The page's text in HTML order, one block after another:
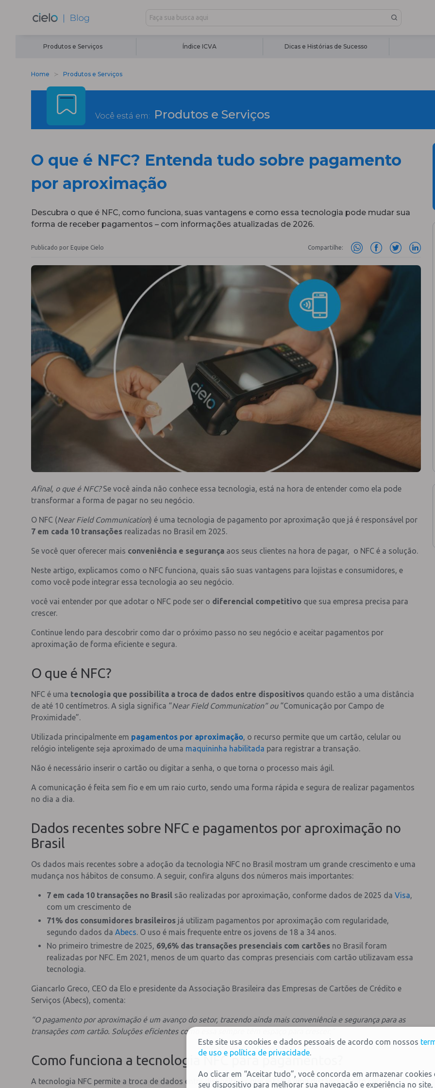
Produtos e Serviços Índice ICVA Dicas e Histórias de Sucesso
Home Produtos e Serviços
Você está em: Produtos e Serviços
O que é NFC? Entenda tudo sobre pagamento
por aproximação
Descubra o que é NFC, como funciona, suas vantagens e como essa tecnologia pode mudar sua
forma de receber pagamentos – com informações atualizadas de 2026.
Publicado por Equipe Cielo Compartilhe:
Afinal, o que é NFC?Se você ainda não conhece essa tecnologia, está na hora de entender como ela pode
transformar a forma de pagar no seu negócio.
O NFC (Near Field Communication) é uma tecnologia de pagamento por aproximação que já é responsável por
7 em cada 10 transações realizadas no Brasil em 2025.
Se você quer oferecer mais conveniência e segurança aos seus clientes na hora de pagar, o NFC é a solução.
Neste artigo, explicamos como o NFC funciona, quais são suas vantagens para lojistas e consumidores, e
como você pode integrar essa tecnologia ao seu negócio.
você vai entender por que adotar o NFC pode ser o diferencial competitivo que sua empresa precisa para
crescer.
Continue lendo para descobrir como dar o próximo passo no seu negócio e aceitar pagamentos por
aproximação de forma eficiente e segura.
O que é NFC?
NFC é uma tecnologia que possibilita a troca de dados entre dispositivos quando estão a uma distância
de até 10 centímetros. A sigla significa “Near Field Communication”ou“Comunicação por Campo de
Proximidade”.
Utilizada principalmente em pagamentos por aproximação , o recurso permite que um cartão, celular ou
relógio inteligente seja aproximado de uma maquininha habilitada para registrar a transação.
Não é necessário inserir o cartão ou digitar a senha, o que torna o processo mais ágil.
A comunicação é feita sem fio e em um raio curto, sendo uma forma rápida e segura de realizar pagamentos
no dia a dia.
Dados recentes sobre NFC e pagamentos por aproximação no
Brasil
Os dados mais recentes sobre a adoção da tecnologia NFC no Brasil mostram um grande crescimento e uma
mudança nos hábitos de consumo. A seguir, confira alguns dos números mais importantes:
7 em cada 10 transações no Brasil são realizadas por aproximação, conforme dados de 2025 da Visa
com um crescimento de
71% dos consumidores brasileiros já utilizam pagamentos por aproximação com regularidade,
segundo dados da Abecs . O uso é mais frequente entre os jovens de 18 a 34 anos.
No primeiro trimestre de 2025, 69,6% das transações presenciais com cartões no Brasil foram
realizadas por NFC. Em 2021, menos de um quarto das compras presenciais com cartão utilizavam essa
tecnologia.
Giancarlo Greco, CEO da Elo e presidente da Associação Brasileira das Empresas de Cartões de Crédito e
Serviços (Abecs), comenta:
“O pagamento por aproximação é um avanço do setor, trazendo ainda mais conveniência e segurança para as
transações com cartão. Soluções eficientes como essa sempre têm espaço para crescer.”
Como funciona a tecnologia NFC para pagamentos?
A tecnologia NFC permite a troca de dados entre dispositivos que estão a uma distância muito curta,
Este site usa cookies e dados pessoais de acordo com nossos
de uso e política de privacidade.
Ao clicar em “Aceitar tudo”, você concorda em armazenar cookies
seu dispositivo para melhorar sua navegação e experiência no site,